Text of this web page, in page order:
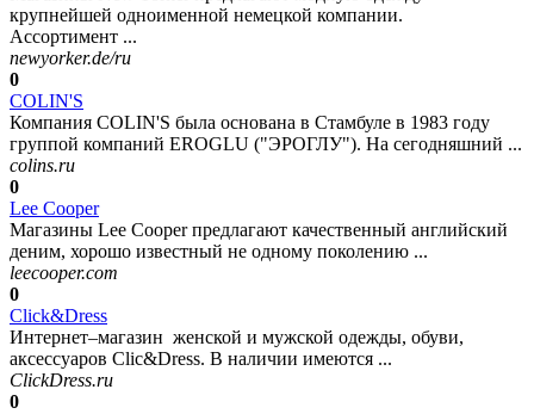
крупнейшей одноименной немецкой компании.
Ассортимент ...
newyorker.de/ru
0
COLIN'S
Компания COLIN'S была основана в Стамбуле в 1983 году
группой компаний EROGLU ("ЭРОГЛУ"). На сегодняшний ...
colins.ru
0
Lee Cooper
Магазины Lee Cooper предлагают качественный английский
деним, хорошо известный не одному поколению ...
leecooper.com
0
Click&Dress
Интернет–магазин женской и мужской одежды, обуви,
аксессуаров Clic&Dress. В наличии имеются ...
ClickDress.ru
0